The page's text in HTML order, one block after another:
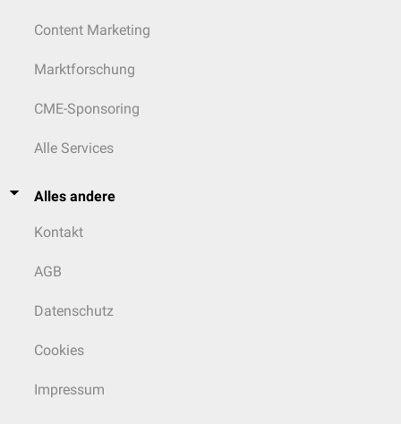
Content Marketing
Marktforschung
CME-Sponsoring
Alle Services
Alles andere
Kontakt
AGB
Datenschutz
Cookies
Impressum